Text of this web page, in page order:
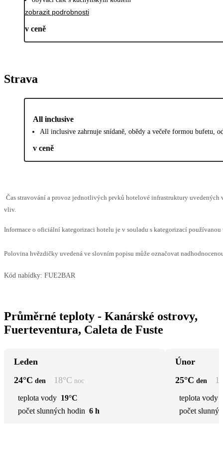
zobrazit podrobnosti
v ceně
Strava
All inclusive
All inclusive zahrnuje snídaně, obědy a večeře formou bufetu,
v ceně
Čas stravování a provoz jednotlivých prvků hotelové infrastruktury uvedených
vliv.
Informace o oficiální kategorizaci hotelu je v souladu s kategorizací
Polovina hvězdičky uvedená ve slovním popisu může označovat
Kód nabídky: FUE2BAR
Průměrné teploty - Kanárské ostrovy,
Fuerteventura, Caleta de Fuste
Leden
24°C den 18°C noc
teplota vody 19°C
počet slunných hodin 6 h
Únor
25°C den
teplota vody
počet